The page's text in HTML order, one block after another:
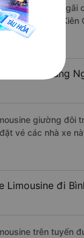
Sơn - Quảng
từ Hà Tiên -
Sơn - Quảng
giường đôi
vé các nhà xe
đi
trên tuyến